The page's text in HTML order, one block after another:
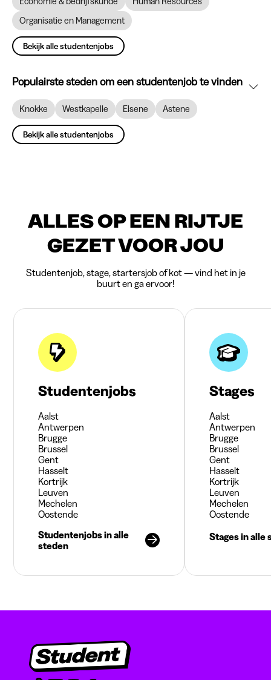
Organisatie en Management
Bekijk alle studentenjobs
Populairste steden om een studentenjob te vinden
Knokke Westkapelle Elsene Astene
Bekijk alle studentenjobs
ALLES OP EEN RIJTJE
GEZET VOOR JOU
Studentenjob, stage, startersjob of kot — vind het in je
buurt en ga ervoor!
Studentenjobs
Aalst
Antwerpen
Brugge
Brussel
Gent
Hasselt
Kortrijk
Leuven
Mechelen
Oostende
Studentenjobs in alle
steden
Stages
Aalst
Antwerpen
Brugge
Brussel
Gent
Hasselt
Kortrijk
Leuven
Mechelen
Oostende
Stages in alle